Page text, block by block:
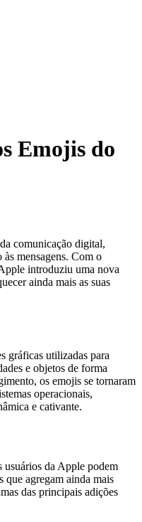
Emojis do
comunicação digital,
mensagens. Com o
introduziu uma nova
ainda mais as suas
gráficas utilizadas para
e objetos de forma
os emojis se tornaram
operacionais,
e cativante.
usuários da Apple podem
que agregam ainda mais
das principais adições